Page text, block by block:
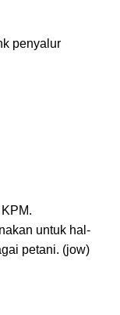
penyalur
untuk hal-
petani. (jow)